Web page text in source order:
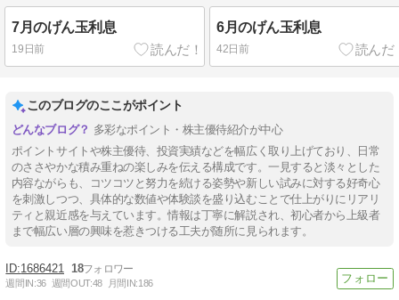
7月のげん玉利息
19日前
6月のげん玉利息
42日前
このブログのここがポイント
多彩なポイント・株主優待紹介が中心
ポイントサイトや株主優待、投資実績などを幅広く取り上げており、日常
のささやかな積み重ねの楽しみを伝える構成です。一見すると淡々とした
内容ながらも、コツコツと努力を続ける姿勢や新しい試みに対する好奇心
を刺激しつつ、具体的な数値や体験談を盛り込むことで仕上がりにリアリ
ティと親近感を与えています。情報は丁寧に解説され、初心者から上級者
まで幅広い層の興味を惹きつける工夫が随所に見られます。
1686421 18
週間IN:36 週間OUT:48 月間IN:186